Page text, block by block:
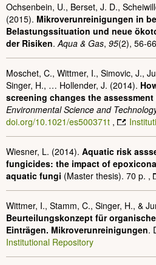
Ochsenbein, U., Berset, J. D.,
(2015). Mikroverunreinigungen in
Belastungssituation und neue
der Risiken.Aqua & Gas, 95(2), 56-
Moschet, C., Wittmer, I., Simovic, J.,
Singer, H., … Hollender, J. (2014).
screening changes the
Environmental Science and
doi.org/10.1021/es500371t ,
Wiesner, L. (2014). Aquatic risk
fungicides: the impact of
aquatic fungi (Master thesis). 70 p. ,
Wittmer, I., Stamm, C., Singer, H., &
Beurteilungskonzept für
Einträgen. Mikroverunreinigungen.
Institutional Repository